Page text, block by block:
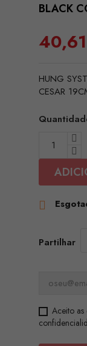
BLACK
HUNG
CESAR

Partilhar
Aceito